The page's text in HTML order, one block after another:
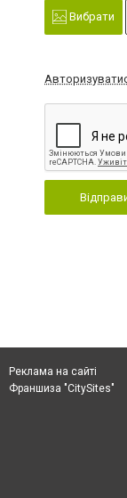
Вибрати
Реклама на сайті
Франшиза "CitySites"